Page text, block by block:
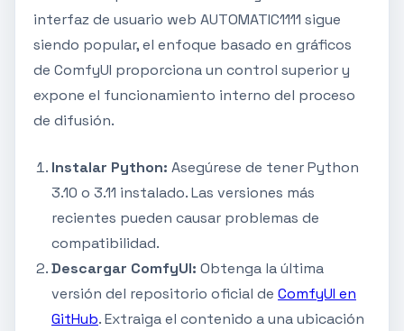
interfaz de usuario web AUTOMATIC1111 sigue
siendo popular, el enfoque basado en gráficos
de ComfyUI proporciona un control superior y
expone el funcionamiento interno del proceso
de difusión.
Instalar Python: Asegúrese de tener Python
3.10 o 3.11 instalado. Las versiones más
recientes pueden causar problemas de
compatibilidad.
Descargar ComfyUI: Obtenga la última
versión del repositorio oficial de ComfyUI en
GitHub. Extraiga el contenido a una ubicación